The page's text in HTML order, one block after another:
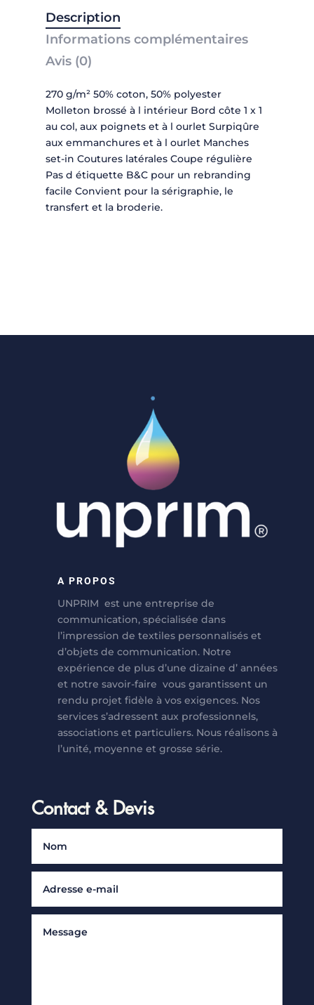
Description
Informations complémentaires
Avis (0)
270 g/m² 50% coton, 50% polyester
Molleton brossé à l intérieur Bord côte 1 x 1
au col, aux poignets et à l ourlet Surpiqûre
aux emmanchures et à l ourlet Manches
set-in Coutures latérales Coupe régulière
Pas d étiquette B&C pour un rebranding
facile Convient pour la sérigraphie, le
transfert et la broderie.
A PROPOS
UNPRIM est une entreprise de
communication, spécialisée dans
l’impression de textiles personnalisés et
d’objets de communication. Notre
expérience de plus d’une dizaine d’ années
et notre savoir-faire vous garantissent un
rendu projet fidèle à vos exigences. Nos
services s’adressent aux professionnels,
associations et particuliers. Nous réalisons à
l’unité, moyenne et grosse série.
Contact & Devis